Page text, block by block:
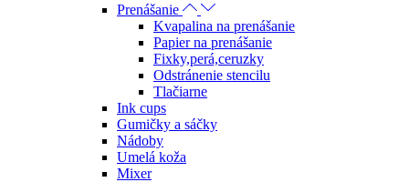
Prenášanie
Kvapalina na prenášanie
Papier na prenášanie
Fixky,perá,ceruzky
Odstránenie stencilu
Tlačiarne
Ink cups
Gumičky a sáčky
Nádoby
Umelá koža
Mixer